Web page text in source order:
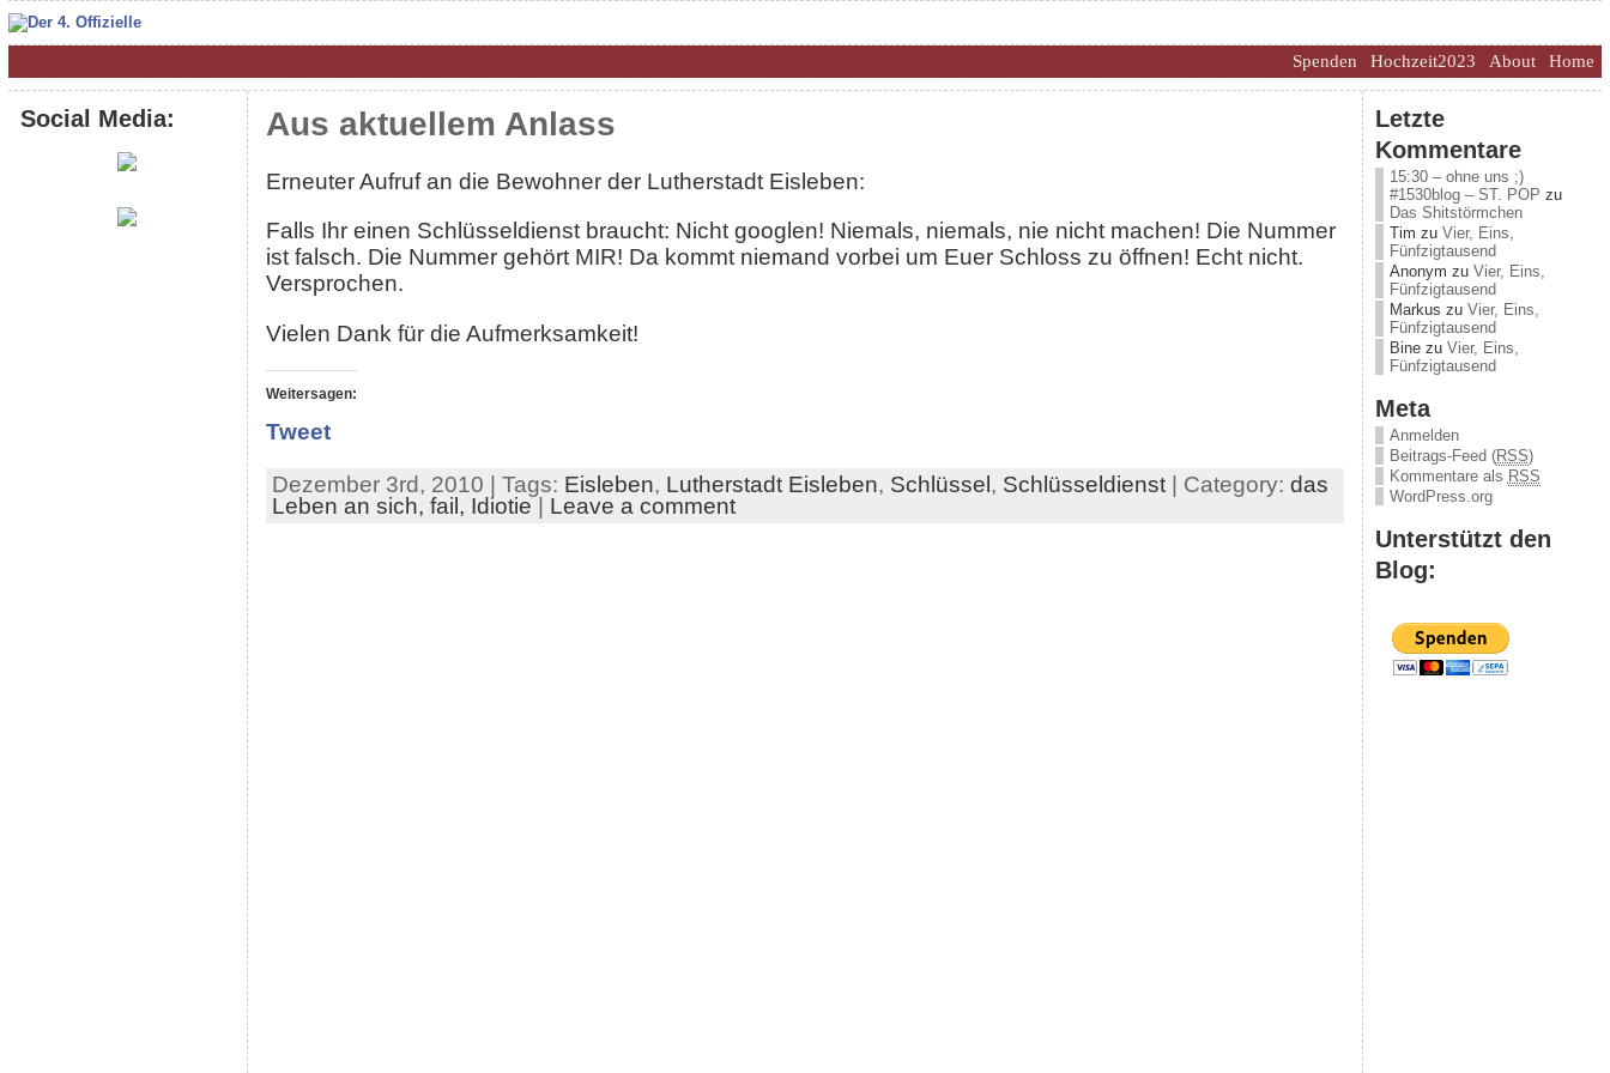
Home
About
Hochzeit2023
Spenden
Social Media: Aus aktuellem Anlass
Erneuter Aufruf an die Bewohner der Lutherstadt Eisleben:
Falls Ihr einen Schlüsseldienst braucht: Nicht googlen! Niemals, niemals, nie nicht machen! Die Nummer
ist falsch. Die Nummer gehört MIR! Da kommt niemand vorbei um Euer Schloss zu öffnen! Echt nicht.
Versprochen.
Vielen Dank für die Aufmerksamkeit!
Weitersagen:
Tweet
Dezember 3rd, 2010 | Tags: Eisleben, Lutherstadt Eisleben, Schlüssel , Schlüsseldienst| Category: das
Leben an sich, fail, Idiotie Leave a comment
Letzte
Kommentare
15:30 – ohne uns ;)
#1530blog – ST. POP zu
Das Shitstörmchen
Tim zu Vier, Eins,
Fünfzigtausend
Anonym zu Vier, Eins,
Fünfzigtausend
Markus zu Vier, Eins,
Fünfzigtausend
Binezu Vier, Eins,
Fünfzigtausend
Meta
Anmelden
Beitrags-Feed (RSS)
Kommentare als RSS
WordPress.org
Unterstützt den
Blog: